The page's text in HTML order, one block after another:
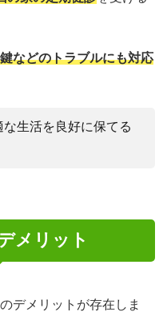
などのトラブルにも対応
生活を良好に保てる
メリット
デメリットが存在しま